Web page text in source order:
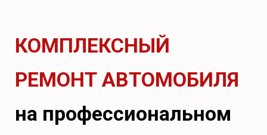
КОМПЛЕКСНЫЙ
РЕМОНТ АВТОМОБИЛЯ
на профессиональном